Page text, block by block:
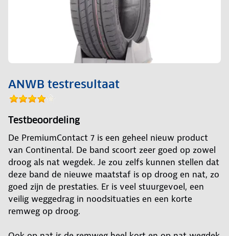
ANWB testresultaat
Testbeoordeling
De PremiumContact 7 is een geheel nieuw product
van Continental. De band scoort zeer goed op zowel
droog als nat wegdek. Je zou zelfs kunnen stellen dat
deze band de nieuwe maatstaf is op droog en nat, zo
goed zijn de prestaties. Er is veel stuurgevoel, een
veilig weggedrag in noodsituaties en een korte
remweg op droog.